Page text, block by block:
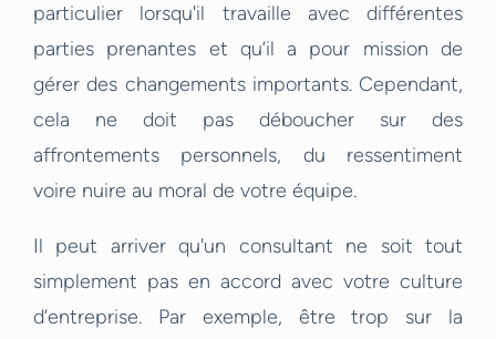
particulier lorsqu'il travaille avec différentes
parties prenantes et qu’il a pour mission de
gérer des changements importants. Cependant,
cela ne doit pas déboucher sur des
affrontements personnels, du ressentiment
voire nuire au moral de votre équipe.
Il peut arriver qu'un consultant ne soit tout
simplement pas en accord avec votre culture
d’entreprise. Par exemple, être trop sur la